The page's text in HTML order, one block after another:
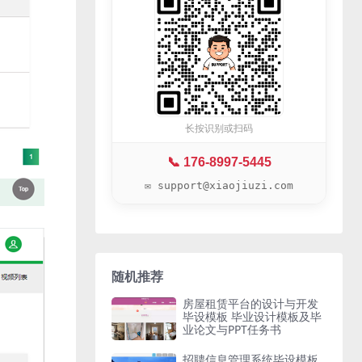
长按识别或扫码
📞 176-8997-5445
✉️ support@xiaojiuzi.com
随机推荐
房屋租赁平台的设计与开发
毕设模板 毕业设计模板及毕
业论文与PPT任务书